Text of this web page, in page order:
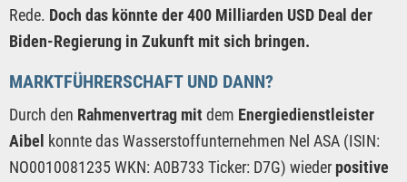
Rede. Doch das könnte der 400 Milliarden USD Deal der
Biden-Regierung in Zukunft mit sich bringen.
MARKTFÜHRERSCHAFT UND DANN?
Durch den Rahmenvertrag mitdem Energiedienstleister
Aibel konnte das Wasserstoffunternehmen Nel ASA (ISIN:
NO0010081235 WKN: A0B733 Ticker: D7G) wieder positive